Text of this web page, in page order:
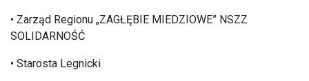
• Zarząd Regionu „ZAGŁĘBIE MIEDZIOWE” NSZZ
SOLIDARNOŚĆ
• Starosta Legnicki